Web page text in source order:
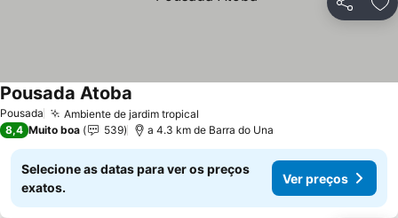
Partilhar
Pousada Ambiente de jardim tropical
Pousada Atoba
8,4 Muito boa 539 a 4.3 km de Barra do Una
Selecione as datas para ver os preços
exatos.
Ver preços